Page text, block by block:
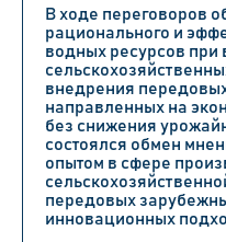
В ходе переговоров
рационального и
водных ресурсов
внедрения
направленных на
без снижения
состоялся обмен
опытом в сфере
передовых
инновационных